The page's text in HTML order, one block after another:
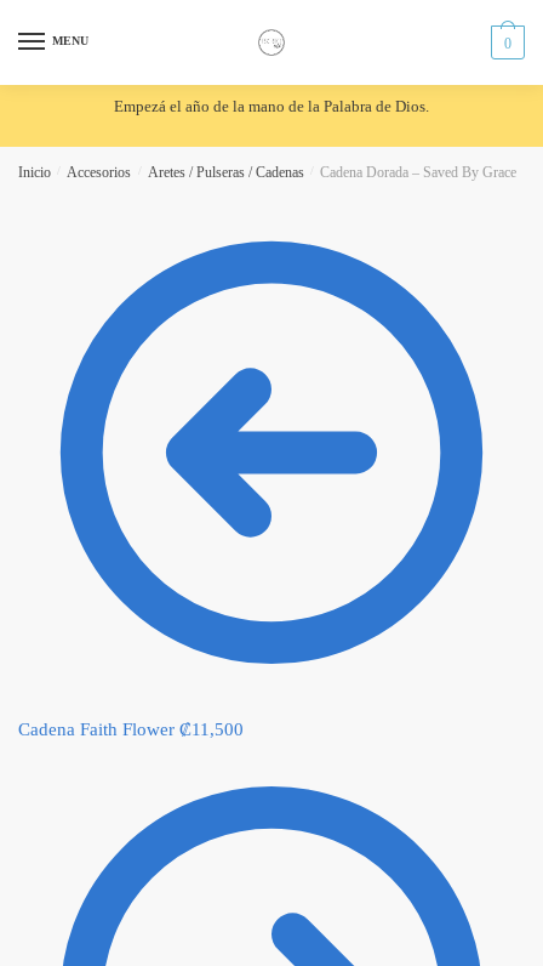
MENU 0
Empezá el año de la mano de la Palabra de Dios.
Inicio Accesorios Aretes / Pulseras / Cadenas Cadena Dorada – Saved By Grace
Cadena Faith Flower ₡11,500